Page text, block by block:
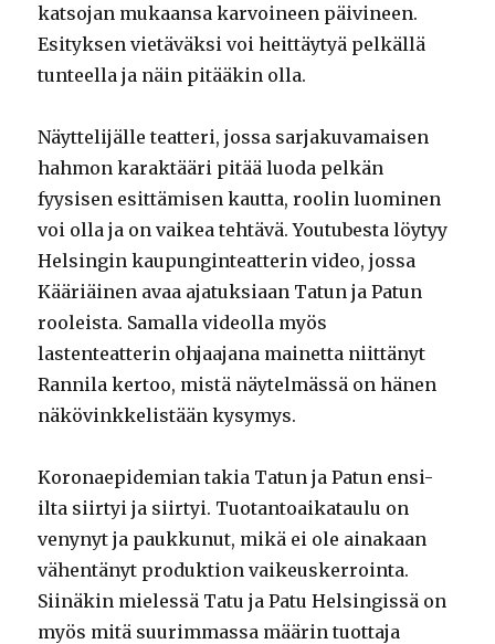
katsojan mukaansa karvoineen päivineen.
Esityksen vietäväksi voi heittäytyä pelkällä
tunteella ja näin pitääkin olla.
Näyttelijälle teatteri, jossa sarjakuvamaisen
hahmon karaktääri pitää luoda pelkän
fyysisen esittämisen kautta, roolin luominen
voi olla ja on vaikea tehtävä. Youtubesta löytyy
Helsingin kaupunginteatterin video, jossa
Kääriäinen avaa ajatuksiaan Tatun ja Patun
rooleista. Samalla videolla myös
lastenteatterin ohjaajana mainetta niittänyt
Rannila kertoo, mistä näytelmässä on hänen
näkövinkkelistään kysymys.
Koronaepidemian takia Tatun ja Patun ensi-
ilta siirtyi ja siirtyi. Tuotantoaikataulu on
venynyt ja paukkunut, mikä ei ole ainakaan
vähentänyt produktion vaikeuskerrointa.
Siinäkin mielessä Tatu ja Patu Helsingissä on
myös mitä suurimmassa määrin tuottaja